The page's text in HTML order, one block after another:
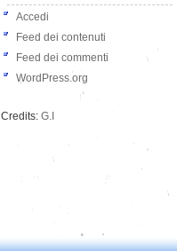
Accedi
Feed dei contenuti
Feed dei commenti
WordPress.org
Credits: G.I